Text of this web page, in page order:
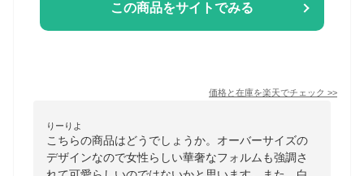
この商品をサイトでみる
価格と在庫を楽天でチェック >>
りーりよ
こちらの商品はどうでしょうか。オーバーサイズの
デザインなので女性らしい華奢なフォルムも強調さ